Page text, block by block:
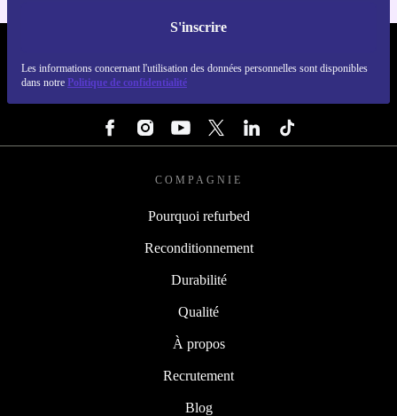
S'inscrire
Les informations concernant l'utilisation des données personnelles sont disponibles
dans notre Politique de confidentialité
COMPAGNIE
Pourquoi refurbed
Reconditionnement
Durabilité
Qualité
À propos
Recrutement
Blog